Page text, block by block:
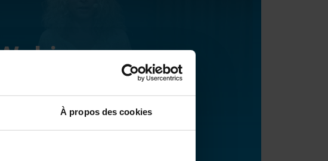
À propos des cookies